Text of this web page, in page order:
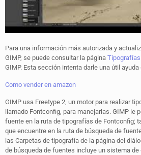
Para una información más autorizada y
GIMP, se puede consultar la página Tipografías
GIMP. Esta sección intenta darle una útil ayuda
Como vender en amazon
GIMP usa Freetype 2, un motor para realizar
llamado Fontconfig, para manejarlas. GIMP le
fuente en la ruta de tipografías de Fontconfig;
que encuentre en la ruta de búsqueda de
las Carpetas de tipografía de la página del
de búsqueda de fuentes incluye un sistema